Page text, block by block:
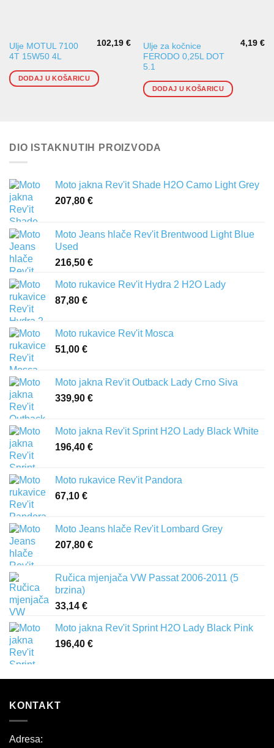
Ulje MOTUL 7100
4T 15W50 4L
102,19€
DODAJ U KOŠARICU
Ulje za kočnice
FERODO 0,25L DOT
5.1
4,19€
DODAJ U KOŠARICU
DIO ISTAKNUTIH PROIZVODA
Moto jakna Rev'it Shade H2O Camo Light Grey
207,80 €
Moto Jeans hlače Rev'it Brentwood Light Blue
Used
216,50 €
Moto rukavice Rev'it Hydra 2 H2O Lady
87,80 €
Moto rukavice Rev'it Mosca
51,00 €
Moto jakna Rev'it Outback Lady Crno Siva
339,90 €
Moto jakna Rev'it Sprint H2O Lady Black White
196,40 €
Moto rukavice Rev'it Pandora
67,10 €
Moto Jeans hlače Rev'it Lombard Grey
207,80 €
Ručica mjenjača VW Passat 2006-2011 (5
brzina)
33,14 €
Moto jakna Rev'it Sprint H2O Lady Black Pink
196,40 €
KONTAKT
Adresa: